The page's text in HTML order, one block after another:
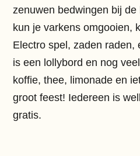
zenuwen bedwingen bij
kun je varkens omgooien,
Electro spel, zaden raden,
is een lollybord en nog
koffie, thee, limonade en
groot feest! Iedereen is
gratis.